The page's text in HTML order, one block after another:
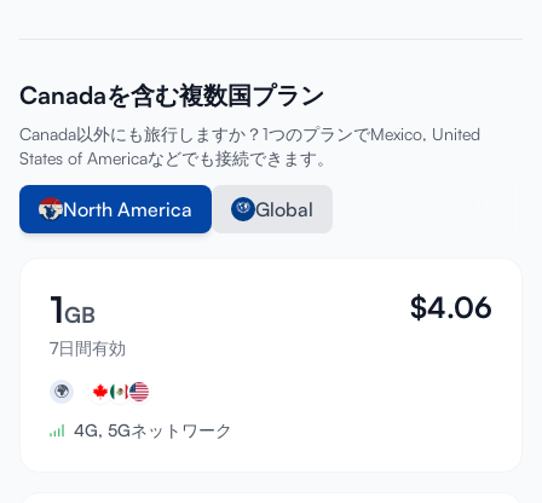
Canadaを含む複数国プラン
Canada以外にも旅行しますか？1つのプランでMexico, United
States of Americaなどでも接続できます。
North America Global
1GB
7日間有効
$4.06
🌍
4G, 5Gネットワーク